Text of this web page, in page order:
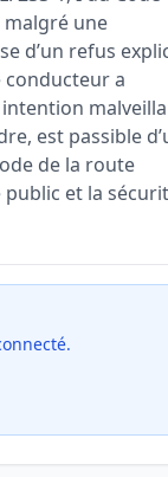
malgré une
d’un refus
conducteur a
intention
est passible
de la route
et la